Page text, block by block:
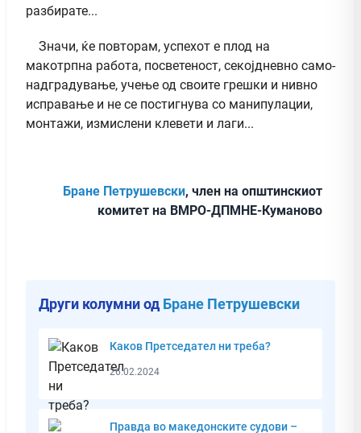
разбирате...
Значи, ќе повторам, успехот е плод на
макотрпна работа, посветеност, секојдневно само-
надградување, учење од своите грешки и нивно
исправање и не се постигнува со манипулации,
монтажи, измислени клевети и лаги...
Бране Петрушевски, член на општинскиот
комитет на ВМРО-ДПМНЕ-Куманово
Други колумни од Бране Петрушевски
Каков Претседател ни треба?
26.02.2024
Правда во македонските судови –